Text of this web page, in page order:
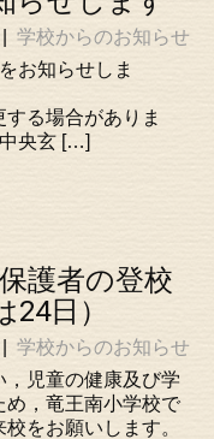
学校からのお知らせ
お知らせしま
する場合がありま
央玄 […]
護者の登校
日）
学校からのお知らせ
，児童の健康及び学
め，竜王南小学校で
をお願いします。